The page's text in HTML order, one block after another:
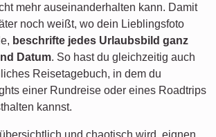
mehr auseinanderhalten kann. Damit
noch weißt, wo dein Lieblingsfoto
beschrifte jedes Urlaubsbild ganz
Datum. So hast du gleichzeitig auch
Reisetagebuch, in dem du
einer Rundreise oder eines Roadtrips
kannst.
und chaotisch wird, eignen